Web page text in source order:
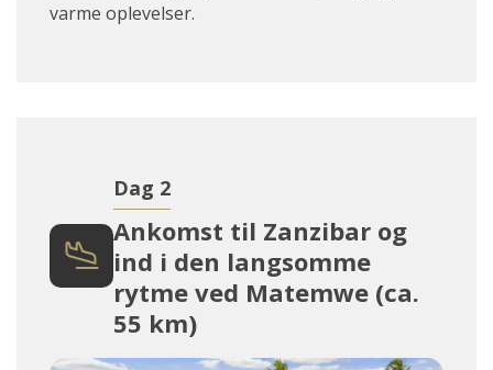
varme oplevelser.
Dag 2
Ankomst til Zanzibar og
ind i den langsomme
rytme ved Matemwe (ca.
55 km)